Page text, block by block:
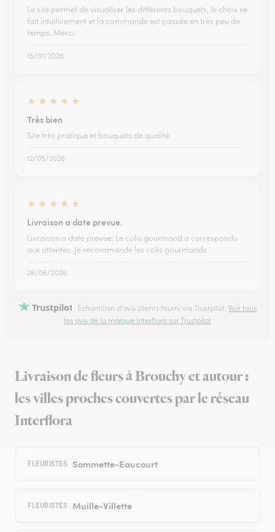
Le site permet de visualiser les différents bouquets, le choix se
fait intuitivement et la commande est passée en très peu de
temps. Merci.
15/01/2026
★ ★ ★ ★ ★
Très bien
Site très pratique et bouquets de qualité
12/05/2026
★ ★ ★ ★ ★
Livraison a date prevue.
Livraison a date prevue. Le colis gourmand a correspondu
aux attentes. Je recommande les colis gourmands
26/06/2026
Trustpilot Échantillon d'avis clients fourni via Trustpilot. Voir tous
les avis de la marque Interflora sur Trustpilot
Livraison de fleurs à Brouchy et autour :
les villes proches couvertes par le réseau
Interflora
FLEURISTES Sommette-Eaucourt
FLEURISTES Muille-Villette